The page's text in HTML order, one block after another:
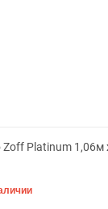
Platinum 1,06м